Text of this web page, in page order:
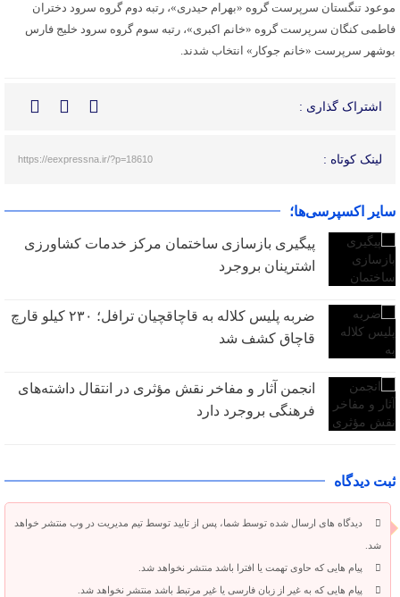
موعود تنگستان سرپرست گروه «بهرام حیدری»، رتبه دوم گروه سرود دختران
فاطمی کنگان سرپرست گروه «خانم اکبری»، رتبه سوم گروه سرود خلیج فارس
بوشهر سرپرست «خانم جوکار» انتخاب شدند.
اشتراک گذاری :
لینک کوتاه : https://eexpressna.ir/?p=18610
سایر اکسپرسی‌ها؛
پیگیری بازسازی ساختمان مرکز خدمات کشاورزی
اشترینان بروجرد
ضربه پلیس کلاله به قاچاقچیان ترافل؛ ۲۳۰ کیلو قارچ
قاچاق کشف شد
انجمن آثار و مفاخر نقش مؤثری در انتقال داشته‌های
فرهنگی بروجرد دارد
ثبت دیدگاه
دیدگاه های ارسال شده توسط شما، پس از تایید توسط تیم مدیریت در وب منتشر خواهد
شد.
پیام هایی که حاوی تهمت یا افترا باشد منتشر نخواهد شد.
پیام هایی که به غیر از زبان فارسی یا غیر مرتبط باشد منتشر نخواهد شد.